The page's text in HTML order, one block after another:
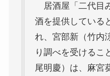
居酒屋「二代目
酒を提供している
れ、宮部新（竹内
り調べを受けるこ
尾明慶）は、麻宮